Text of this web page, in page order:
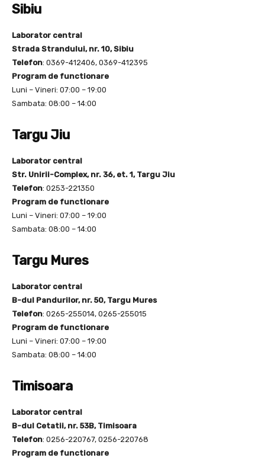
Sibiu
Laborator central
Strada Strandului, nr. 10, Sibiu
Telefon: 0369-412406, 0369-412395
Program de functionare
Luni – Vineri: 07:00 – 19:00
Sambata: 08:00 – 14:00
Targu Jiu
Laborator central
Str. Unirii-Complex, nr. 36, et. 1, Targu Jiu
Telefon: 0253-221350
Program de functionare
Luni – Vineri: 07:00 – 19:00
Sambata: 08:00 – 14:00
Targu Mures
Laborator central
B-dul Pandurilor, nr. 50, Targu Mures
Telefon: 0265-255014, 0265-255015
Program de functionare
Luni – Vineri: 07:00 – 19:00
Sambata: 08:00 – 14:00
Timisoara
Laborator central
B-dul Cetatii, nr. 53B, Timisoara
Telefon: 0256-220767, 0256-220768
Program de functionare